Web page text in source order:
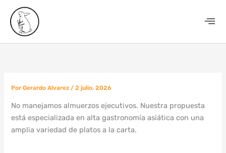
contenido
PorGerardo Alvarez /2 julio, 2026
No manejamos almuerzos ejecutivos. Nuestra propuesta
está especializada en alta gastronomía asiática con una
amplia variedad de platos a la carta.